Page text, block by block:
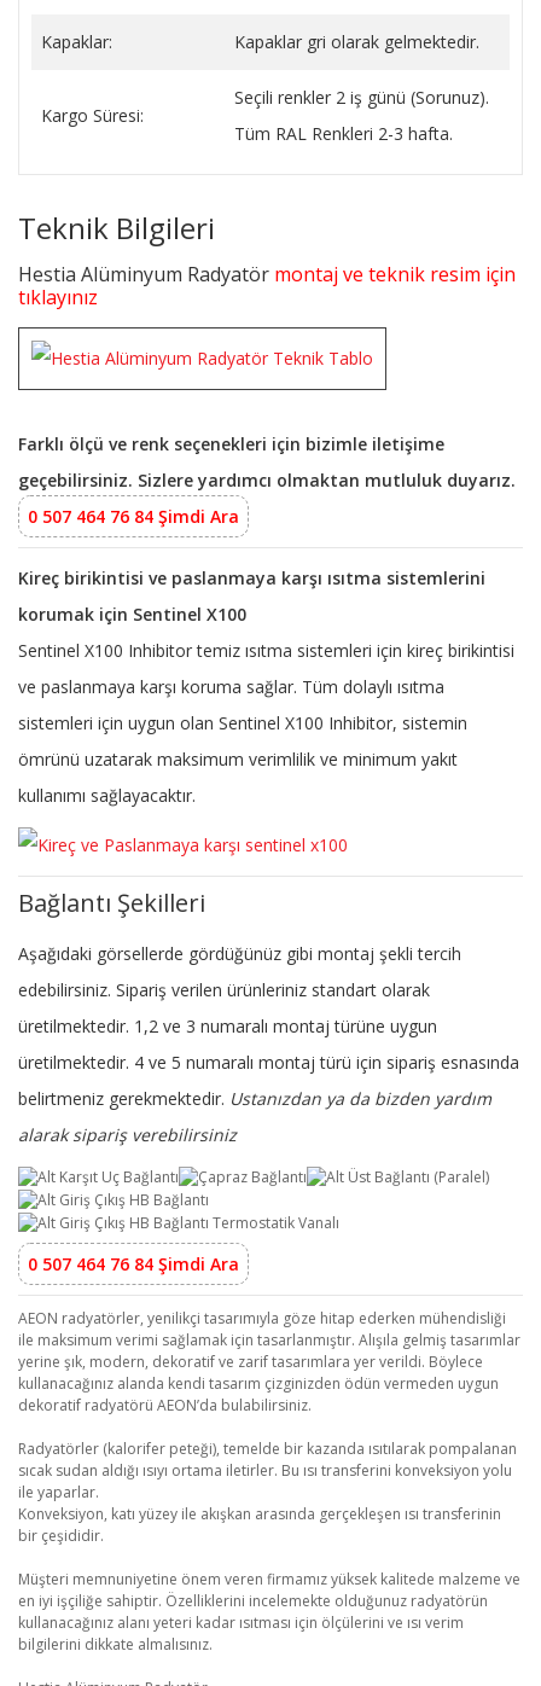
Kapaklar: Kapaklar gri olarak gelmektedir.
Kargo Süresi:
Seçili renkler 2 iş günü (Sorunuz).
Tüm RAL Renkleri 2-3 hafta.
Teknik Bilgileri
Hestia Alüminyum Radyatör montaj ve teknik resim için
tıklayınız
Farklı ölçü ve renk seçenekleri için bizimle iletişime
geçebilirsiniz. Sizlere yardımcı olmaktan mutluluk duyarız.
0 507 464 76 84 Şimdi Ara
Kireç birikintisi ve paslanmaya karşı ısıtma sistemlerini
korumak için Sentinel X100
Sentinel X100 Inhibitor temiz ısıtma sistemleri için kireç birikintisi
ve paslanmaya karşı koruma sağlar. Tüm dolaylı ısıtma
sistemleri için uygun olan Sentinel X100 Inhibitor, sistemin
ömrünü uzatarak maksimum verimlilik ve minimum yakıt
kullanımı sağlayacaktır.
Bağlantı Şekilleri
Aşağıdaki görsellerde gördüğünüz gibi montaj şekli tercih
edebilirsiniz. Sipariş verilen ürünleriniz standart olarak
üretilmektedir. 1,2 ve 3 numaralı montaj türüne uygun
üretilmektedir. 4 ve 5 numaralı montaj türü için sipariş esnasında
belirtmeniz gerekmektedir. Ustanızdan ya da bizden yardım
alarak sipariş verebilirsiniz
0 507 464 76 84 Şimdi Ara
AEON radyatörler, yenilikçi tasarımıyla göze hitap ederken mühendisliği
ile maksimum verimi sağlamak için tasarlanmıştır. Alışıla gelmiş tasarımlar
yerine şık, modern, dekoratif ve zarif tasarımlara yer verildi. Böylece
kullanacağınız alanda kendi tasarım çizginizden ödün vermeden uygun
dekoratif radyatörü AEON’da bulabilirsiniz.
Radyatörler (kalorifer peteği), temelde bir kazanda ısıtılarak pompalanan
sıcak sudan aldığı ısıyı ortama iletirler. Bu ısı transferini konveksiyon yolu
ile yaparlar.
Konveksiyon, katı yüzey ile akışkan arasında gerçekleşen ısı transferinin
bir çeşididir.
Müşteri memnuniyetine önem veren firmamız yüksek kalitede malzeme ve
en iyi işçiliğe sahiptir. Özelliklerini incelemekte olduğunuz radyatörün
kullanacağınız alanı yeteri kadar ısıtması için ölçülerini ve ısı verim
bilgilerini dikkate almalısınız.